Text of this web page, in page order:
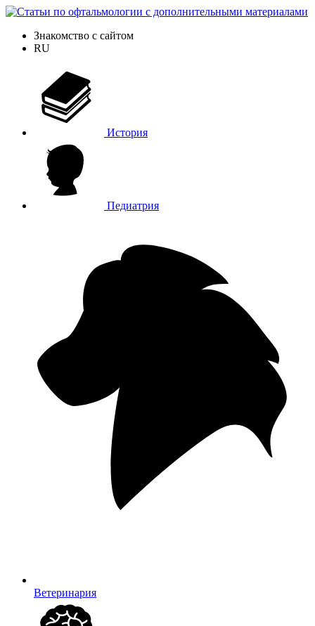
Знакомство с сайтом
RU
История
Педиатрия
Ветеринария